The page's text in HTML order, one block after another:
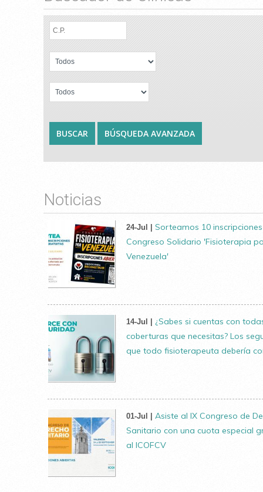
Noticias
24-Jul | Sorteamos 10
Congreso Solidario 'Fisioterapia
Venezuela'
14-Jul | ¿Sabes si cuentas con
coberturas que necesitas? Los
que todo fisioterapeuta debería
01-Jul | Asiste al IX Congreso de
Sanitario con una cuota especial
al ICOFCV